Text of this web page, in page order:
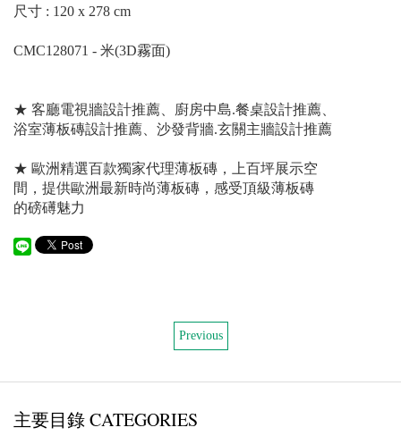
尺寸 : 120 x 278 cm
CMC128071 - 米(3D霧面)
★ 客廳電視牆設計推薦、廚房中島.餐桌設計推薦、
浴室薄板磚設計推薦、沙發背牆.玄關主牆設計推薦
★ 歐洲精選百款獨家代理薄板磚，上百坪展示空
間，提供歐洲最新時尚薄板磚，感受頂級薄板磚
的磅礡魅力
Previous
主要目錄 CATEGORIES